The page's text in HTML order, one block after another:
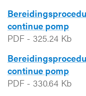
continue pomp
PDF - 325.24 Kb
continue pomp
PDF - 330.64 Kb